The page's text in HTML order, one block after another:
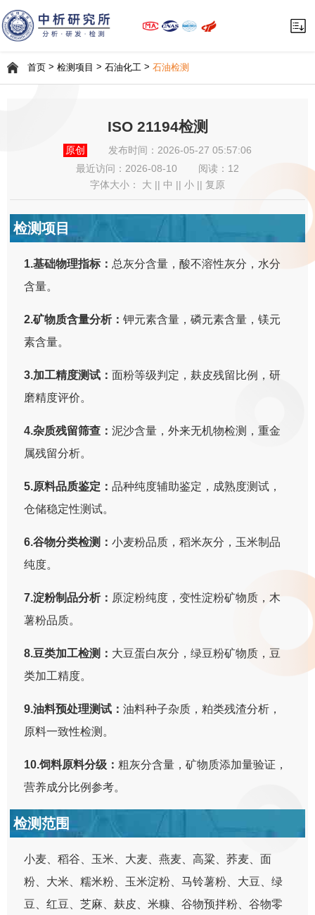
首页> 检测项目 > 石油化工 > 石油检测
ISO 21194检测
原创
发布时间：2026-05-27 05:57:06
最近访问：2026-08-10
阅读：12
字体大小： 大 中 小 复原
检测项目
1.基础物理指标： 总灰分含量，酸不溶性灰分，水分
含量。
2.矿物质含量分析：钾元素含量，磷元素含量，镁元
素含量。
3.加工精度测试：面粉等级判定，麸皮残留比例，研
磨精度评价。
4.杂质残留筛查：泥沙含量，外来无机物检测，重金
属残留分析。
5.原料品质鉴定：品种纯度辅助鉴定，成熟度测试，
仓储稳定性测试。
6.谷物分类检测：小麦粉品质，稻米灰分，玉米制品
纯度。
7.淀粉制品分析： 原淀粉纯度，变性淀粉矿物质，木
薯粉品质。
8.豆类加工检测： 大豆蛋白灰分，绿豆粉矿物质，豆
类加工精度。
9.油料预处理测试：油料种子杂质，粕类残渣分析，
原料一致性检测。
10.饲料原料分级：粗灰分含量，矿物质添加量验证，
营养成分比例参考。
检测范围
小麦、稻谷、玉米、大麦、燕麦、高粱、荞麦、面
粉、大米、糯米粉、玉米淀粉、马铃薯粉、大豆、绿
豆、红豆、芝麻、麸皮、米糠、谷物预拌粉、谷物零